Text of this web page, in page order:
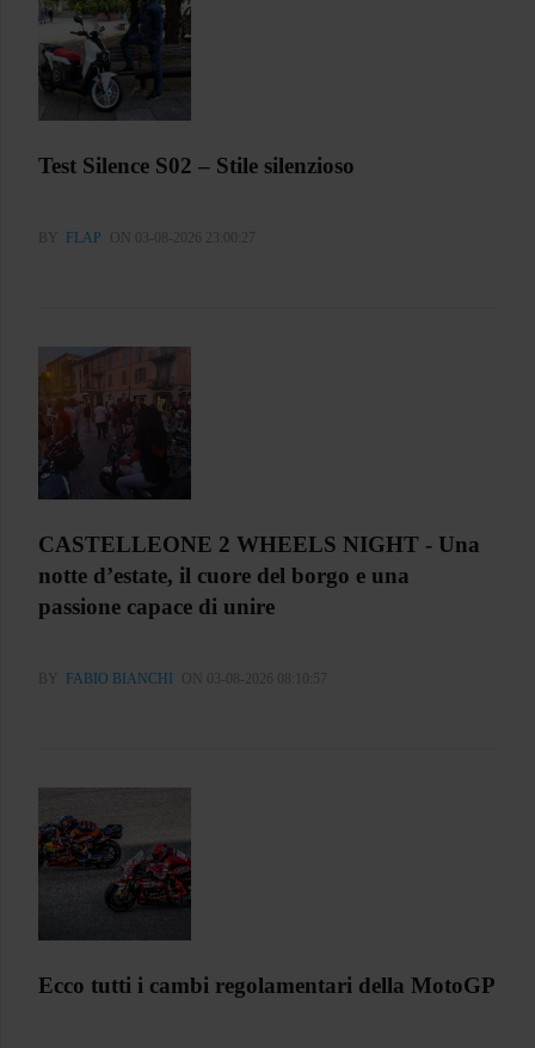
Test Silence S02 – Stile silenzioso
BY FLAP ON 03-08-2026 23:00:27
CASTELLEONE 2 WHEELS NIGHT - Una
notte d’estate, il cuore del borgo e una
passione capace di unire
BY FABIO BIANCHI ON 03-08-2026 08:10:57
Ecco tutti i cambi regolamentari della MotoGP